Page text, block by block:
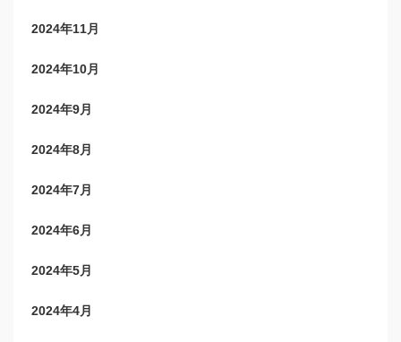
2024年11月
2024年10月
2024年9月
2024年8月
2024年7月
2024年6月
2024年5月
2024年4月